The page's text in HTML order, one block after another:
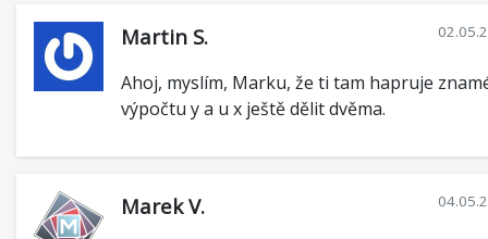
Martin S.
Ahoj, myslím, Marku, že ti tam hapruje
výpočtu y a u x ještě dělit dvěma.
Marek V.